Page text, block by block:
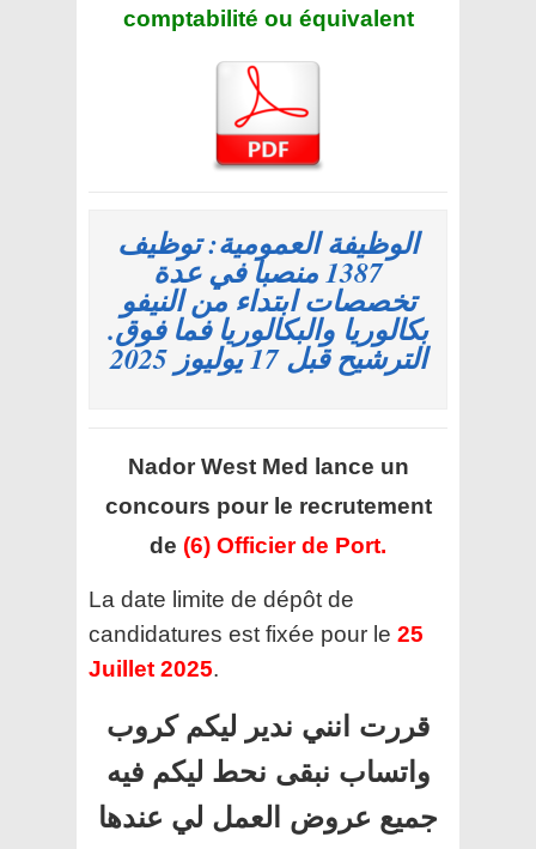
comptabilité ou équivalent
الوظيفة العمومية: توظيف
1387 منصبا في عدة
تخصصات ابتداء من النيفو
بكالوريا والبكالوريا فما فوق.
الترشيح قبل 17 يوليوز 2025
Nador West Med
lance un
concours pour le recrutement
de (6) Officier de Port.
La date limite de dépôt de
candidatures est fixée pour le 25
Juillet 2025.
قررت انني ندير ليكم كروب
واتساب نبقى نحط ليكم فيه
جميع عروض العمل لي عندها